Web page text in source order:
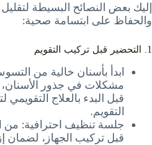
إليك بعض النصائح البسيطة
والحفاظ على ابتسامة صحية:
1. التحضير قبل تركيب التقويم
ابدأ بأسنان خالية من
مشكلات في جذور الأسنان،
قبل البدء بالعلاج
التقويم.
جلسة تنظيف احترافية: من
قبل تركيب الجهاز، لضمان